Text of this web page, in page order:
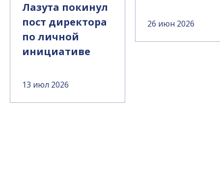
Лазута покинул
пост директора
по личной
инициативе
13 июл 2026
26 июн 2026